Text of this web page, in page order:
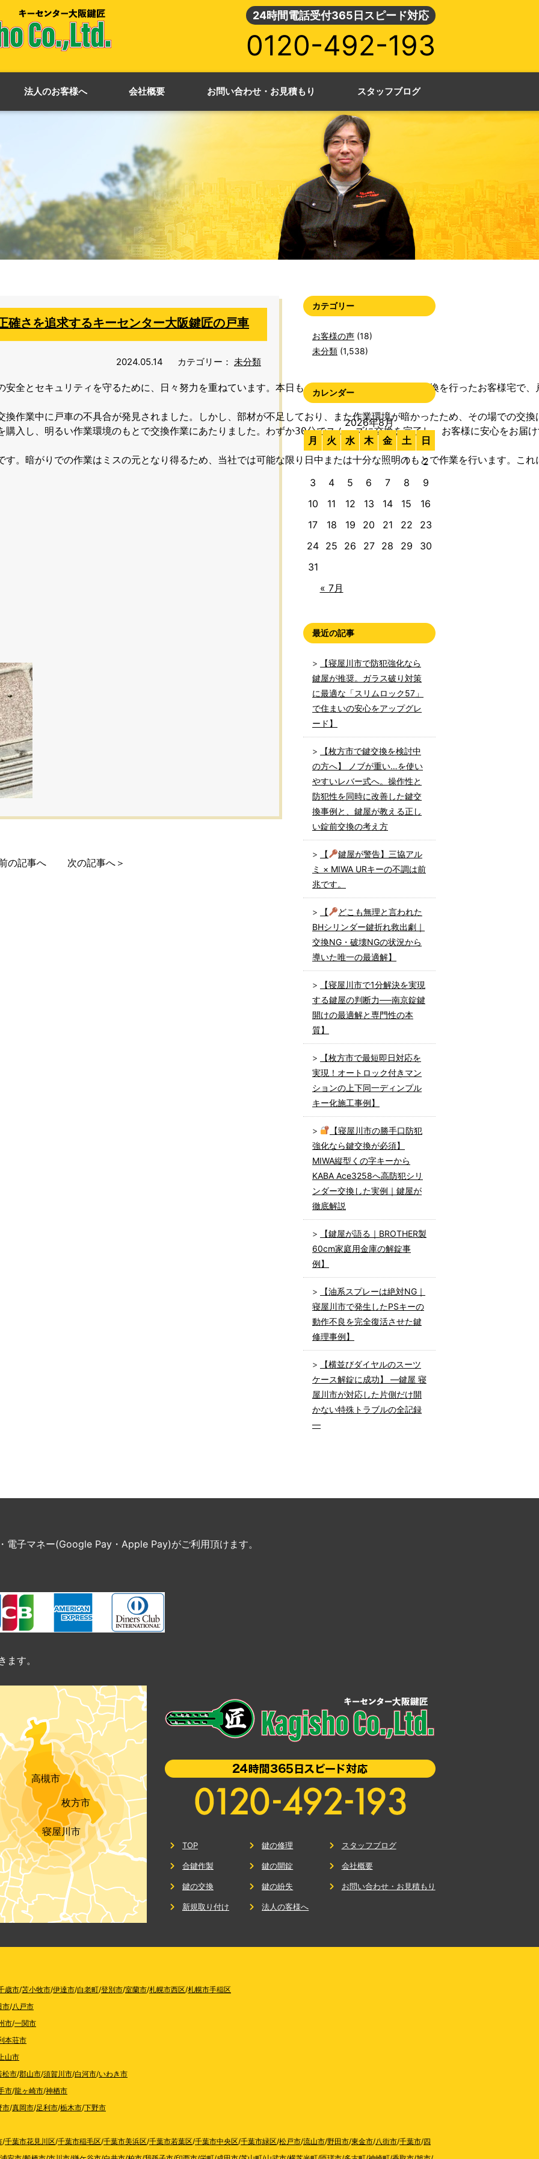
24時間電話受付365日スピード対応
0120-492-193
法人のお客様へ 会社概要 お問い合わせ・お見積もり スタッフブログ
確さを追求するキーセンター大阪鍵匠の戸車
2024.05.14 カテゴリー： 未分類
安全とセキュリティを守るために、日々努力を重ねています。本日も、先週の夜間に引き戸の鍵交換を行ったお客様宅で
換作業中に戸車の不具合が発見されました。しかし、部材が不足しており、また作業環境が暗かったため、その場での
購入し、明るい作業環境のもとで交換作業にあたりました。わずか30分でスムーズに交換を完了し、お客様に安心をお届
の記事へ 次の記事へ＞
カテゴリー
お客様の声 (18)
未分類 (1,538)
カレンダー
2026年8月
月
火 水 木 金 土 日
« 7月
1
2
3
4 5 6 7 8
9
10
11 12 13 14 15
16
17
18 19 20 21 22
23
24 25 26 27 28 29
30
31
最近の記事
【寝屋川市で防犯強化なら
鍵屋が推奨。ガラス破り対策
に最適な「スリムロック57」
で住まいの安心をアップグレ
ード】
【枚方市で鍵交換を検討中
の方へ】 ノブが重い…を使い
やすいレバー式へ。操作性と
防犯性を同時に改善した鍵交
換事例と、鍵屋が教える正し
い錠前交換の考え方
【
鍵屋が警告】三協アル
ミ × MIWA URキーの不調は前
兆です。
【
どこも無理と言われた
BHシリンダー鍵折れ救出劇｜
交換NG・破壊NGの状況から
導いた唯一の最適解】
【寝屋川市で1分解決を実現
する鍵屋の判断力──南京錠鍵
開けの最適解と専門性の本
質】
【枚方市で最短即日対応を
実現！オートロック付きマン
ションの上下同一ディンプル
キー化施工事例】
【寝屋川市の勝手口防犯
強化なら鍵交換が必須】
MIWA縦型くの字キーから
KABA Ace3258へ高防犯シリ
ンダー交換した実例｜鍵屋が
徹底解説
【鍵屋が語る｜BROTHER製
60cm家庭用金庫の解錠事
例】
【油系スプレーは絶対NG｜
寝屋川市で発生したPSキーの
動作不良を完全復活させた鍵
修理事例】
【横並びダイヤルのスーツ
ケース解錠に成功】 ―鍵屋 寝
屋川市が対応した片側だけ開
かない特殊トラブルの全記録
―
電子マネー(Google Pay・Apple Pay)がご利用頂けます。
す。
高槻市
枚方市
寝屋川市
TOP
合鍵作製
鍵の交換
新規取り付け
鍵の修理
鍵の開錠
鍵の紛失
法人の客様へ
スタッフブログ
会社概要
お問い合わせ・お見積もり
歳市/苫小牧市/伊達市/白老町/登別市/室蘭市/札幌市西区/札幌市手稲区
市/八戸市
市/一関市
本荘市
山市
松市/郡山市/須賀川市/白河市/いわき市
市/龍ヶ崎市/神栖市
市/真岡市/足利市/栃木市/下野市
/千葉市花見川区/千葉市稲毛区/千葉市美浜区/千葉市若葉区/千葉市中央区/千葉市緑区/松戸市/流山市/野田市/東金市/八街市/千葉市/四